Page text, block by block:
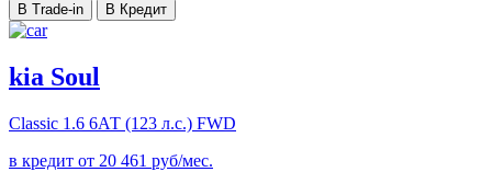
В Trade-in В Кредит
kia Soul
Classic 1.6 6АТ (123 л.с.) FWD
в кредит от 20 461 руб/мес.